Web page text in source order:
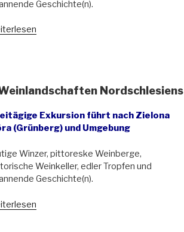
Geschichte(n).
Nordschlesiens
Exkursion führt nach Zielona
(Grünberg) und Umgebung
Winzer, pittoreske Weinberge,
Weinkeller, edler Tropfen und
Geschichte(n).